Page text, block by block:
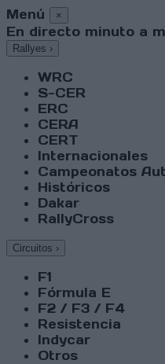
Menú ×
En directo minuto a
Rallyes ›
WRC
S-CER
ERC
CERA
CERT
Internacionales
Campeonatos
Históricos
Dakar
RallyCross
Circuitos ›
F1
Fórmula E
F2 / F3 / F4
Resistencia
Indycar
Otros